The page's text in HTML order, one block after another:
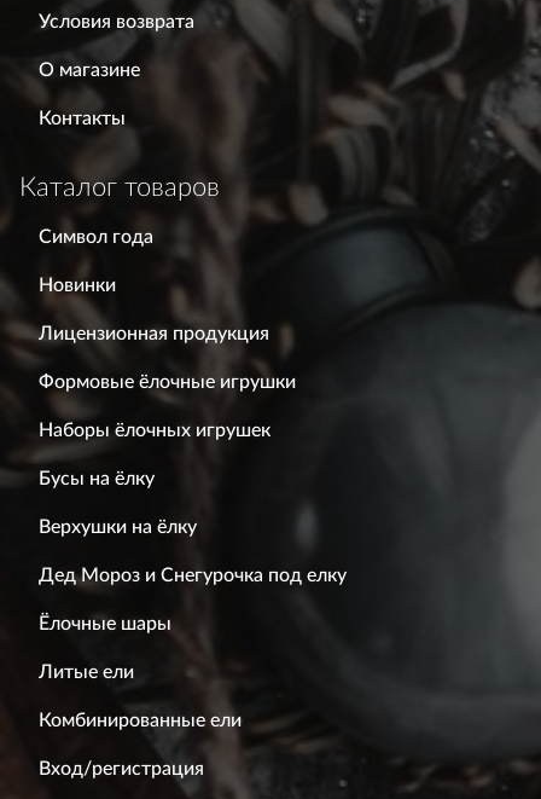
Условия возврата
О магазине
Контакты
Каталог товаров
Символ года
Новинки
Лицензионная продукция
Формовые ёлочные игрушки
Наборы ёлочных игрушек
Бусы на ёлку
Верхушки на ёлку
Дед Мороз и Снегурочка под елку
Ёлочные шары
Литые ели
Комбинированные ели
Вход/регистрация